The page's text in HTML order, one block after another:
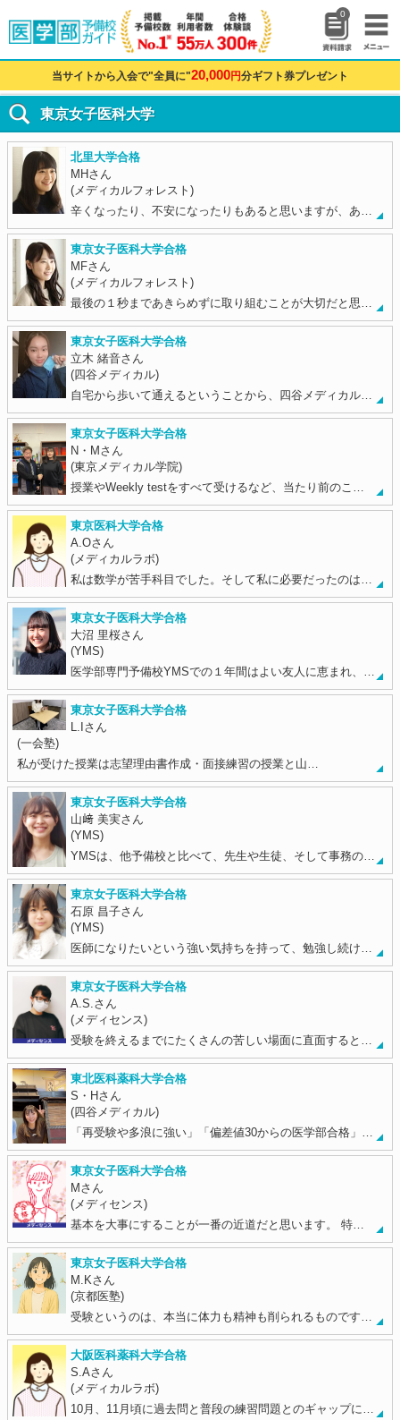
0
当サイトから入会で"全員に"20,000円分ギフト券プレゼント
東京女子医科大学
北里大学合格
MHさん
(メディカルフォレスト)
辛くなったり、不安になったりもあると思いますが、あ…
東京女子医科大学合格
MFさん
(メディカルフォレスト)
最後の１秒まであきらめずに取り組むことが大切だと思…
東京女子医科大学合格
立木 緒音さん
(四谷メディカル)
自宅から歩いて通えるということから、四谷メディカル…
東京女子医科大学合格
N・Mさん
(東京メディカル学院)
授業やWeekly testをすべて受けるなど、当たり前のこ…
東京医科大学合格
A.Oさん
(メディカルラボ)
私は数学が苦手科目でした。そして私に必要だったのは…
東京女子医科大学合格
大沼 里桜さん
(YMS)
医学部専門予備校YMSでの１年間はよい友人に恵まれ、…
東京女子医科大学合格
L.Iさん
(一会塾)
私が受けた授業は志望理由書作成・面接練習の授業と山…
東京女子医科大学合格
山﨑 美実さん
(YMS)
YMSは、他予備校と比べて、先生や生徒、そして事務の…
東京女子医科大学合格
石原 昌子さん
(YMS)
医師になりたいという強い気持ちを持って、勉強し続け…
東京女子医科大学合格
A.S.さん
(メディセンス)
受験を終えるまでにたくさんの苦しい場面に直面すると…
東北医科薬科大学合格
S・Hさん
(四谷メディカル)
「再受験や多浪に強い」「偏差値30からの医学部合格」…
東京女子医科大学合格
Mさん
(メディセンス)
基本を大事にすることが一番の近道だと思います。 特…
東京女子医科大学合格
M.Kさん
(京都医塾)
受験というのは、本当に体力も精神も削られるものです…
大阪医科薬科大学合格
S.Aさん
(メディカルラボ)
10月、11月頃に過去問と普段の練習問題とのギャップに…